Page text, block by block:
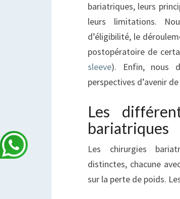
bariatriques, leurs
leurs limitations.
d’éligibilité, le
postopératoire de
sleeve). Enfin, nous
perspectives d’avenir
Les
bariatriques
Les chirurgies
distinctes, chacune
sur la perte de poids.